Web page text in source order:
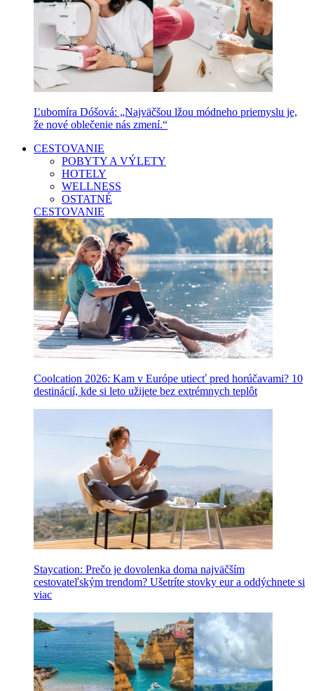
Ľubomíra Dóšová: „Najväčšou lžou módneho priemyslu je,
že nové oblečenie nás zmení.“
CESTOVANIE
POBYTY A VÝLETY
HOTELY
WELLNESS
OSTATNÉ
CESTOVANIE
Coolcation 2026: Kam v Európe utiecť pred horúčavami? 10
destinácií, kde si leto užijete bez extrémnych teplôt
Staycation: Prečo je dovolenka doma najväčším
cestovateľským trendom? Ušetríte stovky eur a oddýchnete si
viac